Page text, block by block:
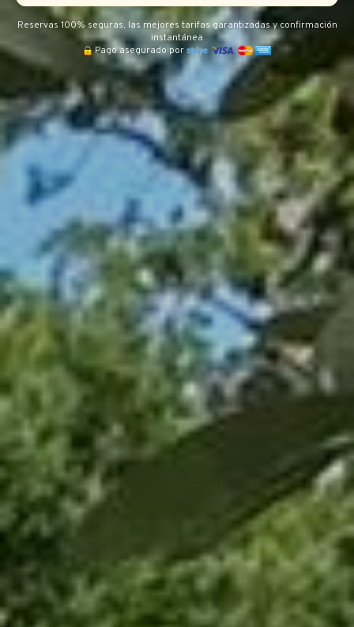
Reservas 100% seguras, las mejores tarifas garantizadas y confirmación
instantánea
Pago asegurado por